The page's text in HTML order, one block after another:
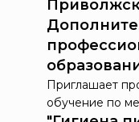
Приглашает
обучение по